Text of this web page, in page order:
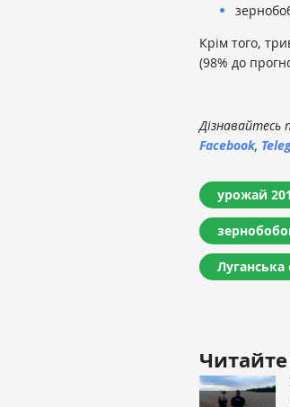
Крім того,
(98% до
Дізнавайтесь
Facebook,
урожай
Луганська